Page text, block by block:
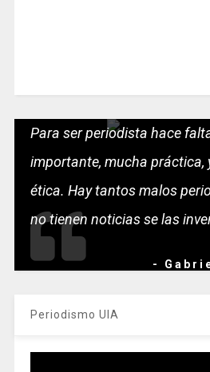
Para ser periodista hace
importante, mucha práctica,
ética. Hay tantos malos
no tienen noticias se las
-
Periodismo UIA